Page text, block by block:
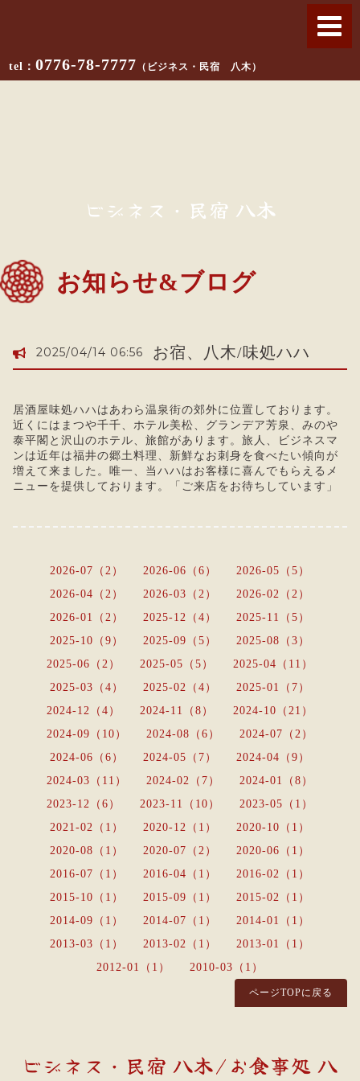
0776-78-7777 （ビジネス・民宿 八木）
ビジネス・民宿 八木
お知らせ&ブログ
2025/04/14 06:56 お宿、八木/味処ハハ
居酒屋味処ハハはあわら温泉街の郊外に位置しております。
近くにはまつや千千、ホテル美松、グランデア芳泉、みのや
泰平閣と沢山のホテル、旅館があります。旅人、ビジネスマ
ンは近年は福井の郷土料理、新鮮なお刺身を食べたい傾向が
増えて来ました。唯一、当ハハはお客様に喜んでもらえるメ
ニューを提供しております。「ご来店をお待ちしています」
2026-07（2） 2026-06（6）
2026-05（5）
2026-04（2）
2026-03（2）
2026-02（2）
2026-01（2）
2025-12（4）
2025-11（5）
2025-10（9）
2025-09（5）
2025-08（3）
2025-06（2）
2025-05（5）
2025-04（11）
2025-03（4）
2025-02（4）
2025-01（7）
2024-12（4）
2024-11（8）
2024-10（21）
2024-09（10）
2024-08（6）
2024-07（2）
2024-06（6）
2024-05（7）
2024-04（9）
2024-03（11）
2024-02（7）
2024-01（8）
2023-12（6）
2023-11（10）
2023-05（1）
2021-02（1）
2020-12（1）
2020-10（1）
2020-08（1）
2020-07（2）
2020-06（1）
2016-07（1）
2016-04（1）
2016-02（1）
2015-10（1）
2015-09（1）
2015-02（1）
2014-09（1）
2014-07（1）
2014-01（1）
2013-03（1）
2013-02（1）
2013-01（1）
2012-01（1）
2010-03（1）
ページTOPに戻る
ビジネス・民宿 八木/お食事処 八